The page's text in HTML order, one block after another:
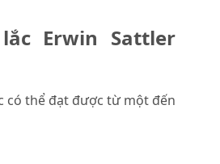
Erwin Sattler
có thể đạt được từ một đến